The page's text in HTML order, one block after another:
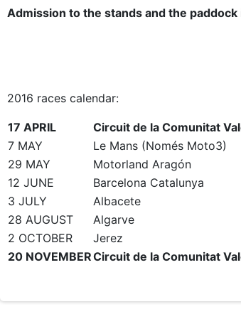
Admission to the stands and the paddock
2016 races calendar:
17 APRIL
Circuit de la Comunitat
7 MAY
Le Mans (Només Moto3)
29 MAY
Motorland Aragón
12 JUNE
Barcelona Catalunya
3 JULY
Albacete
28 AUGUST
Algarve
2 OCTOBER
Jerez
20 NOVEMBERCircuit de la Comunitat